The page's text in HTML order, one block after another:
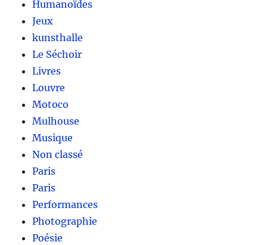
Humanoïdes
Jeux
kunsthalle
Le Séchoir
Livres
Louvre
Motoco
Mulhouse
Musique
Non classé
Paris
Paris
Performances
Photographie
Poésie